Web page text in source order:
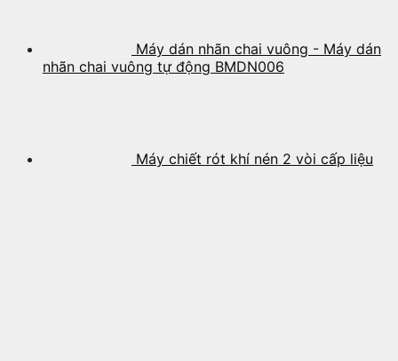
Máy dán nhãn chai vuông - Máy dán
nhãn chai vuông tự động BMDN006
Máy chiết rót khí nén 2 vòi cấp liệu